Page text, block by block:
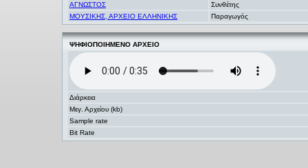
ΑΓΝΩΣΤΟΣ
Συνθέτης
ΜΟΥΣΙΚΗΣ, ΑΡΧΕΙΟ ΕΛΛΗΝΙΚΗΣ
Παραγωγός
ΨΗΦΙΟΠΟΙΗΜΕΝΟ ΑΡΧΕΙΟ
Διάρκεια
Μεγ. Αρχείου (kb)
Sample rate
Bit Rate